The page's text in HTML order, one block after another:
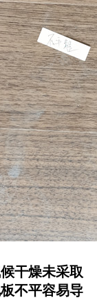
干燥未采取
不平容易导